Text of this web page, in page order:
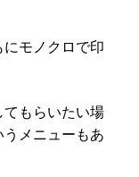
モノクロで印
もらいたい場
メニューもあ